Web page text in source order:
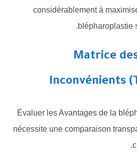
considérablement à
blépharoplastie
Matrice
Inconvénients
Évaluer les Avantages de la
nécessite une comparaison